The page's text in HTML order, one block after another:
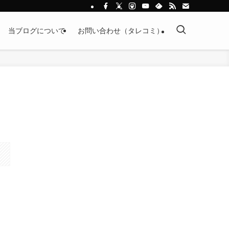
当ブログについて お問い合わせ（タレコミ）